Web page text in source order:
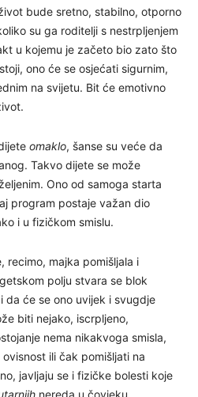
bude sretno, stabilno, otporno
su ga roditelji s nestrpljenjem
u kojemu je začeto bio zato što
ono će se osjećati sigurnim,
na svijetu. Bit će emotivno
omaklo, šanse su veće da
Takvo dijete se može
Ono od samoga starta
program postaje važan dio
i u fizičkom smislu.
recimo, majka pomišljala i
polju stvara se blok
da će se ono uvijek i svugdje
biti nejako, iscrpljeno,
nema nikakvoga smisla,
ili čak pomišljati na
javljaju se i fizičke bolesti koje
nereda u čovjeku.